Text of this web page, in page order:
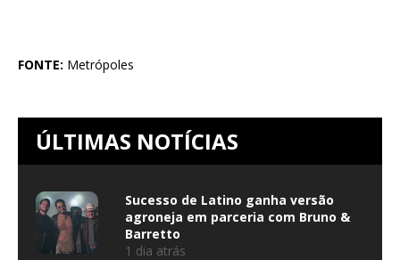
FONTE: Metrópoles
ÚLTIMAS NOTÍCIAS
Sucesso de Latino ganha versão
agroneja em parceria com Bruno &
Barretto
1 dia atrás